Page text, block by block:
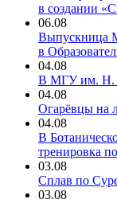
в создании
06.08
Выпускница
в
04.08
В МГУ им. Н.
04.08
Огарёвцы на
04.08
В
тренировка
03.08
Сплав по
03.08